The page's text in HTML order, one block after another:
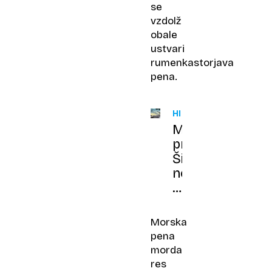
se
vzdolž
obale
ustvari
rumenkastorjava
pena.
HRVAŠKA
Morje
pri
Šibeniku
nenadoma
porumenelo,
pojasnjujejo,
zakaj
Morska
pena
morda
res